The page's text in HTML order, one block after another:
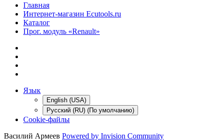
Главная
Интернет-магазин Ecutools.ru
Каталог
Прог. модуль «Renault»
Язык
English (USA)
Русский (RU) (По умолчанию)
Cookie-файлы
Василий Армеев Powered by Invision Community